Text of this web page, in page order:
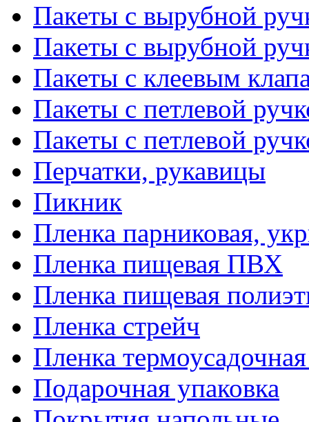
Пакеты с вырубной
Пакеты с вырубной
Пакеты с клеевым
Пакеты с петлевой
Пакеты с петлевой
Перчатки, рукавицы
Пикник
Пленка парниковая,
Пленка пищевая ПВХ
Пленка пищевая
Пленка стрейч
Пленка
Подарочная упаковка